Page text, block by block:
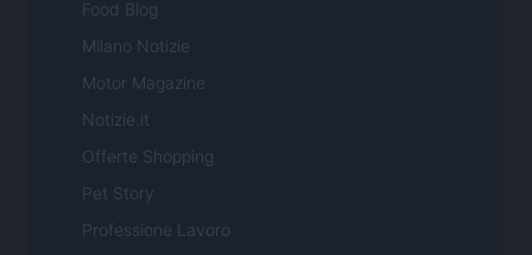
Food Blog
Milano Notizie
Motor Magazine
Notizie.it
Offerte Shopping
Pet Story
Professione Lavoro